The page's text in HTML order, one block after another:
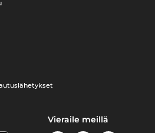
Vieraile meillä